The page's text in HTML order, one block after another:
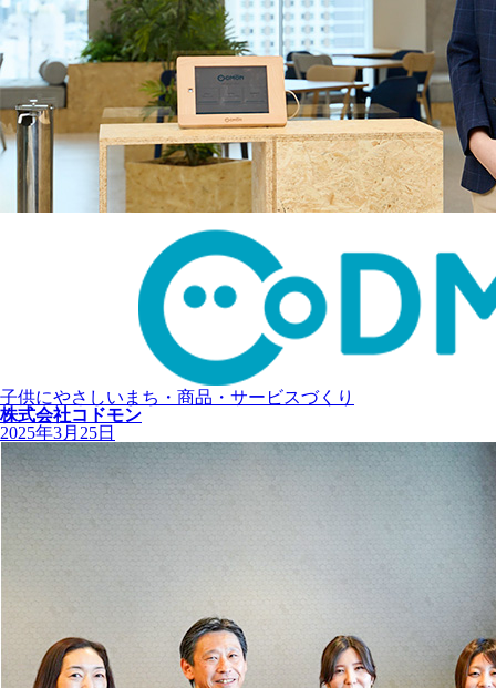
子供にやさしいまち・商品・サービスづくり
株式会社コドモン
2025年3月25日